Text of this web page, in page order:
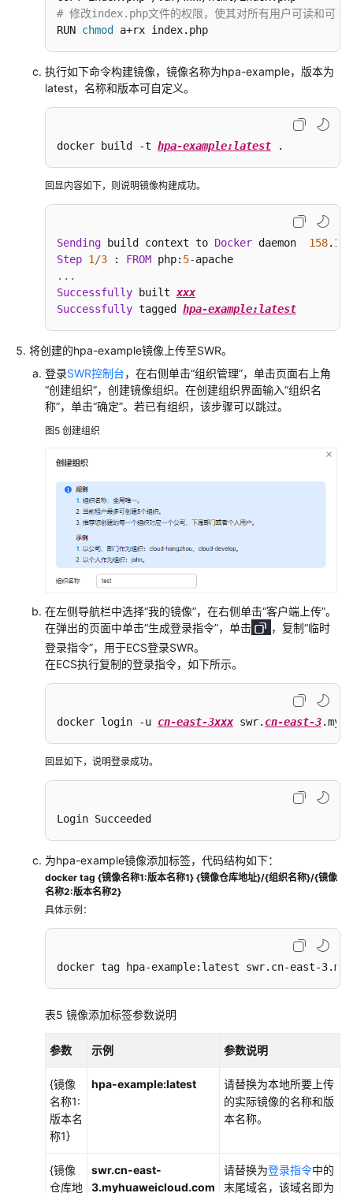
# 修改index.php文件的权限，使其对所有用户可读和可执
RUN chmod a+rx index.php
执行如下命令构建镜像，镜像名称为hpa-example，版本为
latest，名称和版本可自定义。
docker build -t hpa-example:latest .
回显内容如下，则说明镜像构建成功。
Sending build context to Docker daemon 158
Step 1 /3 : FROM php: 5-
...
Successfully built xxx
Successfully tagged hpa-example:latest
将创建的hpa-example镜像上传至SWR。
登录SWR控制台，在右侧单击“组织管理”，单击页面右上角
“创建组织”，创建镜像组织。在创建组织界面输入“组织名
称”，单击“确定”。若已有组织，该步骤可以跳过。
图5 创建组织
在左侧导航栏中选择“我的镜像”，在右侧单击“客户端上传”。
在弹出的页面中单击“生成登录指令”，单击
，复制“临时
登录指令”，用于ECS登录SWR。
在ECS执行复制的登录指令，如下所示。
docker login -u cn-east-3xxx swr. cn-east-3
回显如下，说明登录成功。
Login Succeeded
为hpa-example镜像添加标签，代码结构如下：
docker tag {镜像名称1:版本名称1} {镜像仓库地址}/{组织名称}/{镜像
名称2:版本名称2}
具体示例：
docker tag hpa-example:latest swr.cn-east-
表5 镜像添加标签参数说明
参数 示例 参数说明
{镜像
名称1:
版本名
称1}
hpa-example:latest
请替换为本地所要上传
的实际镜像的名称和版
本名称。
{镜像
仓库地
swr.cn-east-
3.myhuaweicloud.com
请替换为登录指令中的
末尾域名，该域名即为